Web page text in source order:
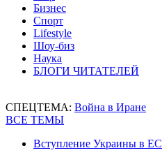
Бизнес
Спорт
Lifestyle
Шоу-биз
Наука
БЛОГИ ЧИТАТЕЛЕЙ
СПЕЦТЕМА: Война в Иране
ВСЕ ТЕМЫ
Вступление Украины в ЕС